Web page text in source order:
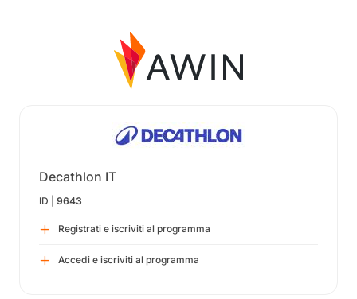
Decathlon IT
ID | 9643
Registrati e iscriviti al programma
Accedi e iscriviti al programma